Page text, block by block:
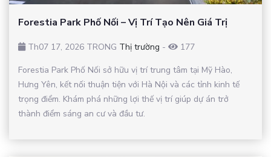
Forestia Park Phố Nối – Vị Trí Tạo Nên Giá Trị
Th07 17, 2026 TRONG Thị trường -
177
Forestia Park Phố Nối sở hữu vị trí trung tâm tại Mỹ Hào,
Hưng Yên, kết nối thuận tiện với Hà Nội và các tỉnh kinh tế
trọng điểm. Khám phá những lợi thế vị trí giúp dự án trở
thành điểm sáng an cư và đầu tư.